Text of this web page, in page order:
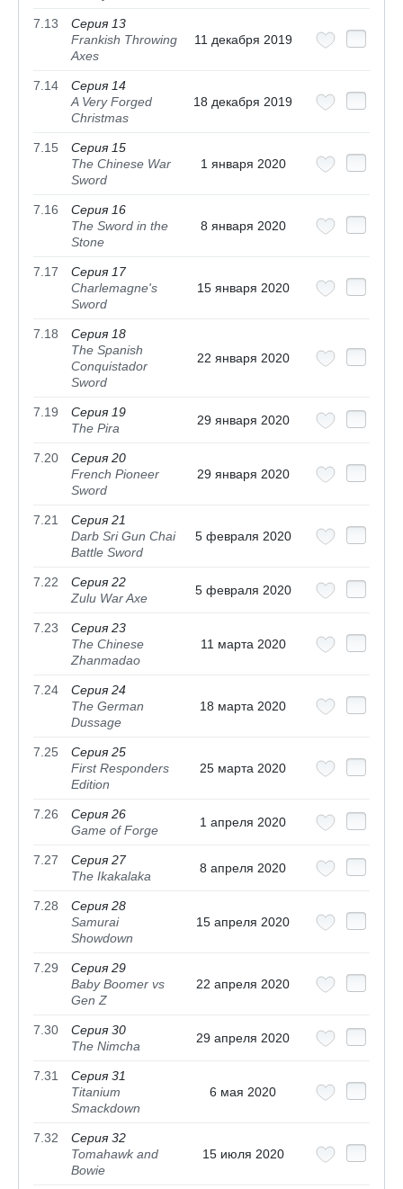
7.13
Серия 13
Frankish Throwing
Axes
11 декабря 2019
7.14
Серия 14
A Very Forged
Christmas
18 декабря 2019
7.15
Серия 15
The Chinese War
Sword
1 января 2020
7.16
Серия 16
The Sword in the
Stone
8 января 2020
7.17
Серия 17
Charlemagne's
Sword
15 января 2020
7.18
Серия 18
The Spanish
Conquistador
Sword
22 января 2020
7.19
Серия 19
The Pira
29 января 2020
7.20
Серия 20
French Pioneer
Sword
29 января 2020
7.21
Серия 21
Darb Sri Gun Chai
Battle Sword
5 февраля 2020
7.22
Серия 22
Zulu War Axe
5 февраля 2020
7.23
Серия 23
The Chinese
Zhanmadao
11 марта 2020
7.24
Серия 24
The German
Dussage
18 марта 2020
7.25
Серия 25
First Responders
Edition
25 марта 2020
7.26
Серия 26
Game of Forge
1 апреля 2020
7.27
Серия 27
The Ikakalaka
8 апреля 2020
7.28
Серия 28
Samurai
Showdown
15 апреля 2020
7.29
Серия 29
Baby Boomer vs
Gen Z
22 апреля 2020
7.30
Серия 30
The Nimcha
29 апреля 2020
7.31
Серия 31
Titanium
Smackdown
6 мая 2020
7.32
Серия 32
Tomahawk and
Bowie
15 июля 2020